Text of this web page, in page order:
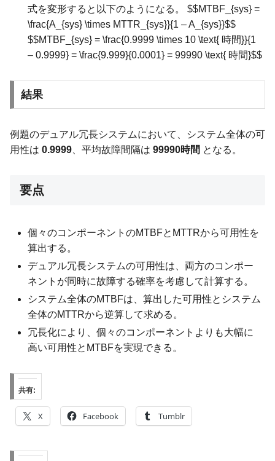
式を変形すると以下のようになる。 $$MTBF_{sys} =
\frac{A_{sys} \times MTTR_{sys}}{1 – A_{sys}}$$
$$MTBF_{sys} = \frac{0.9999 \times 10 \text{ 時間}}{1
– 0.9999} = \frac{9.999}{0.0001} = 99990 \text{ 時間}$$
結果
例題のデュアル冗長システムにおいて、システム全体の可
用性は 0.9999 、平均故障間隔は 99990時間 となる。
要点
個々のコンポーネントのMTBFとMTTRから可用性を
算出する。
デュアル冗長システムの可用性は、両方のコンポー
ネントが同時に故障する確率を考慮して計算する。
システム全体のMTBFは、算出した可用性とシステム
全体のMTTRから逆算して求める。
冗長化により、個々のコンポーネントよりも大幅に
高い可用性とMTBFを実現できる。
共有:
X Facebook Tumblr